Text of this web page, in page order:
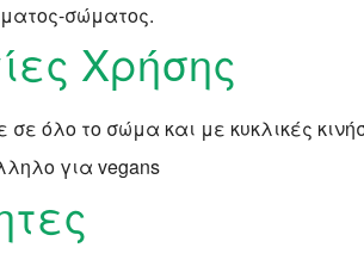
σώματος.
Χρήσης
όλο το σώμα και με κυκλικές
για vegans